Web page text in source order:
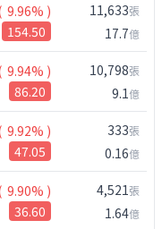
9.96% )
154.50
11,633張
17.7億
9.94% )
86.20
10,798張
9.1億
9.92% )
47.05
333張
0.16億
9.90% )
36.60
4,521張
1.64億